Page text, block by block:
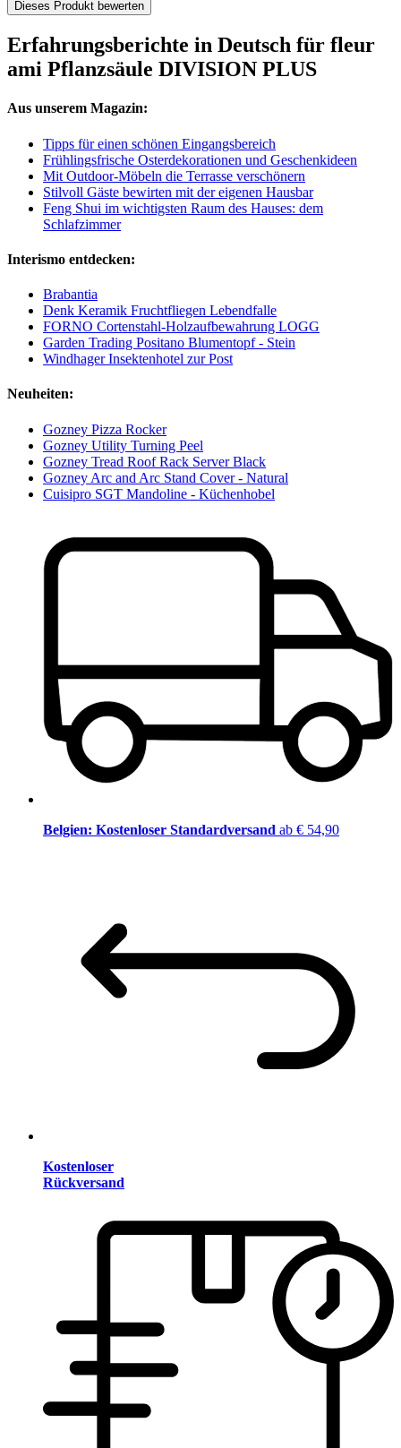
Dieses Produkt bewerten
Erfahrungsberichte in Deutsch für fleur
ami Pflanzsäule DIVISION PLUS
Aus unserem Magazin:
Tipps für einen schönen Eingangsbereich
Frühlingsfrische Osterdekorationen und Geschenkideen
Mit Outdoor-Möbeln die Terrasse verschönern
Stilvoll Gäste bewirten mit der eigenen Hausbar
Feng Shui im wichtigsten Raum des Hauses: dem
Schlafzimmer
Interismo entdecken:
Brabantia
Denk Keramik Fruchtfliegen Lebendfalle
FORNO Cortenstahl-Holzaufbewahrung LOGG
Garden Trading Positano Blumentopf - Stein
Windhager Insektenhotel zur Post
Neuheiten:
Gozney Pizza Rocker
Gozney Utility Turning Peel
Gozney Tread Roof Rack Server Black
Gozney Arc and Arc Stand Cover - Natural
Cuisipro SGT Mandoline - Küchenhobel
Belgien: Kostenloser Standardversand ab € 54,90
Kostenloser
Rückversand